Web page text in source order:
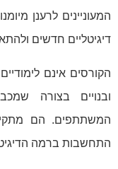
המעוניינים לרענן
דיגיטליים חדשים
הקורסים אינם
ובנויים בצורה
המשתתפים. הם
התחשבות ברמה